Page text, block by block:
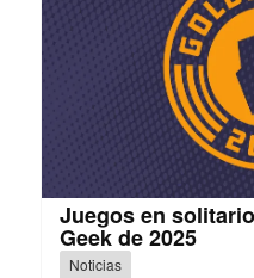
Juegos en
Geek de 2025
Noticias